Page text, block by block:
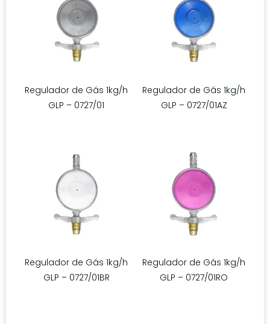
Regulador de Gás 1kg/h
GLP – 0727/01
Regulador de Gás 1kg/h
GLP – 0727/01AZ
Regulador de Gás 1kg/h
GLP – 0727/01BR
Regulador de Gás 1kg/h
GLP – 0727/01RO